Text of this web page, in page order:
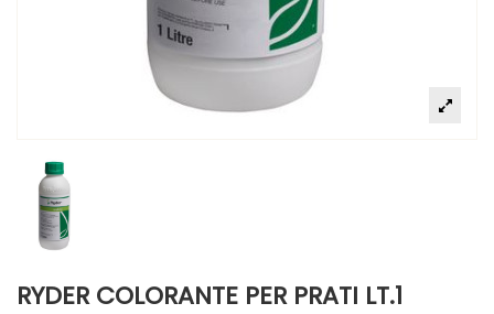
RYDER COLORANTE PER PRATI LT.1